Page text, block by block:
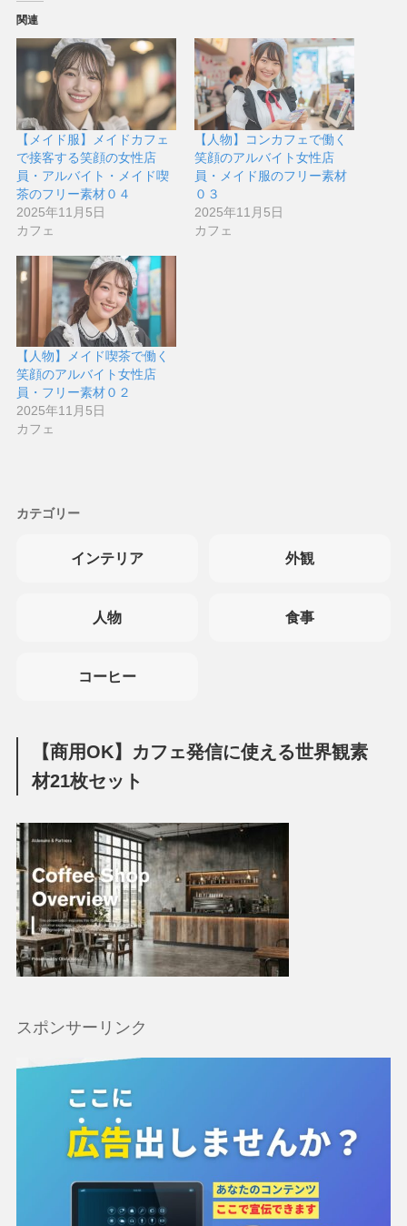
関連
【メイド服】メイドカフェ
で接客する笑顔の女性店
員・アルバイト・メイド喫
茶のフリー素材０４
2025年11月5日
カフェ
【人物】コンカフェで働く
笑顔のアルバイト女性店
員・メイド服のフリー素材
０３
2025年11月5日
カフェ
【人物】メイド喫茶で働く
笑顔のアルバイト女性店
員・フリー素材０２
2025年11月5日
カフェ
カテゴリー
インテリア 外観
人物 食事
コーヒー
【商用OK】カフェ発信に使える世界観素
材21枚セット
スポンサーリンク